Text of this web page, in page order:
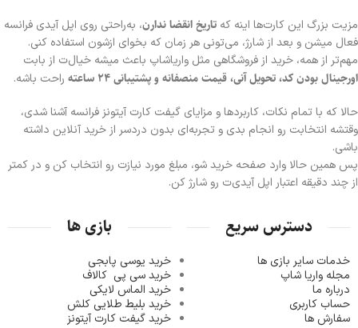
مزیت بزرگ این کارت‌ها اینه که تاریخ انقضا ندارن، به‌راحتی روی اپل آیدی فرانسه
فعال میشن و بعد از شارژ، می‌تونی هر زمان که بخوای ازشون استفاده کنی.
مهم‌تر از همه، خرید از فروشگاهی مثل واریا‌شاپ باعث میشه خیال‌ت از بابت
اورجینال بودن کد، تحویل آنی، قیمت منصفانه و پشتیبانی ۲۴ ساعته
راحت باشه.
حالا که با تمام نکات، کاربردها و مزایای گیفت کارت آیتونز فرانسه آشنا شدی،
وقتشه انتخابت رو انجام بدی و تجربه‌ای بدون دردسر از خرید آنلاین داشته
باشی.
پس همین حالا وارد صفحه خرید شو، مبلغ مورد نیازت رو انتخاب کن و در کمتر
از چند دقیقه اعتبار اپل آیدی‌ت رو شارژ کن.
دسترس سریع
خدمات سایر بازی ها
مجله واریا شاپ
درباره ما
حساب کاربری
سفارش ها
بازی ها
خرید یوسی پابجی
خرید سی پی کالاف
خرید الماس لایکی
خرید بلیط طلایی کلش
خرید گیفت کارت آیتونز